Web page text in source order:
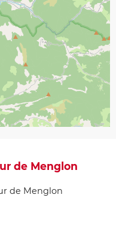
de Menglon
de Menglon